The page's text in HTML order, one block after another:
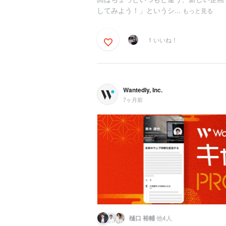
してみよう！」というシ... もっと見る
1 いいね！
Wantedly, Inc.
7ヶ月前
樋口 裕輔他4人